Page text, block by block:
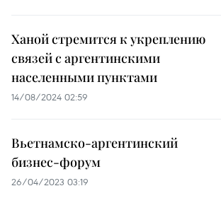
Ханой стремится к укреплению
связей с аргентинскими
населенными пунктами
14/08/2024 02:59
Вьетнамско-аргентинский
бизнес-форум
26/04/2023 03:19